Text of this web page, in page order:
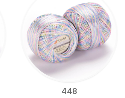
448